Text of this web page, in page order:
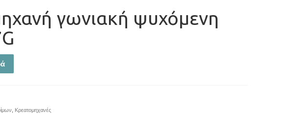
γωνιακή ψυχόμενη
Κρεατομηχανές